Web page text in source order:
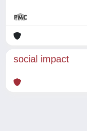
social impact